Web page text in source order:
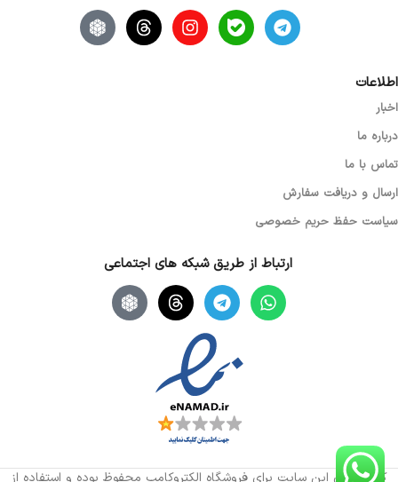
اطلاعات
اخبار
درباره ما
تماس با ما
ارسال و دریافت سفارش
سیاست حفظ حریم خصوصی
ارتباط از طریق شبکه های اجتماعی
کلیه حقوق این سایت برای فروشگاه الکتروکامپ محفوظ بوده و استفاده از